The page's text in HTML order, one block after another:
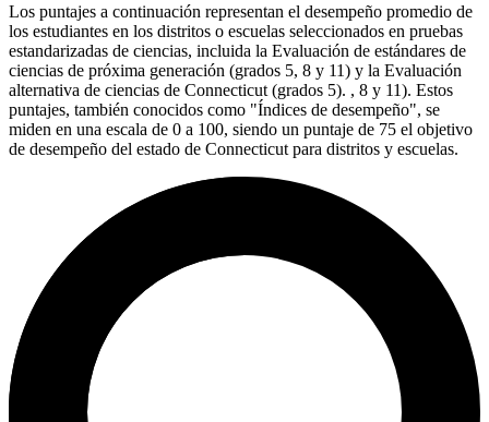
Los puntajes a continuación representan el desempeño promedio de
los estudiantes en los distritos o escuelas seleccionados en pruebas
estandarizadas de ciencias, incluida la Evaluación de estándares de
ciencias de próxima generación (grados 5, 8 y 11) y la Evaluación
alternativa de ciencias de Connecticut (grados 5). , 8 y 11). Estos
puntajes, también conocidos como "Índices de desempeño", se
miden en una escala de 0 a 100, siendo un puntaje de 75 el objetivo
de desempeño del estado de Connecticut para distritos y escuelas.